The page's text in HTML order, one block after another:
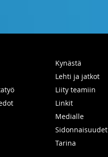
Kynästä
Lehti ja jatkot
Liity teamiin
Linkit
Medialle
Sidonnaisuudet
Tarina